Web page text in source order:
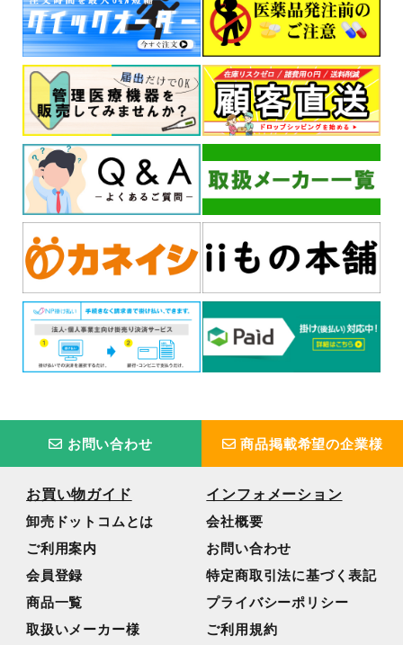
お問い合わせ 商品掲載希望の企業様
お買い物ガイド
卸売ドットコムとは
ご利用案内
会員登録
商品一覧
取扱いメーカー様
インフォメーション
会社概要
お問い合わせ
特定商取引法に基づく表記
プライバシーポリシー
ご利用規約